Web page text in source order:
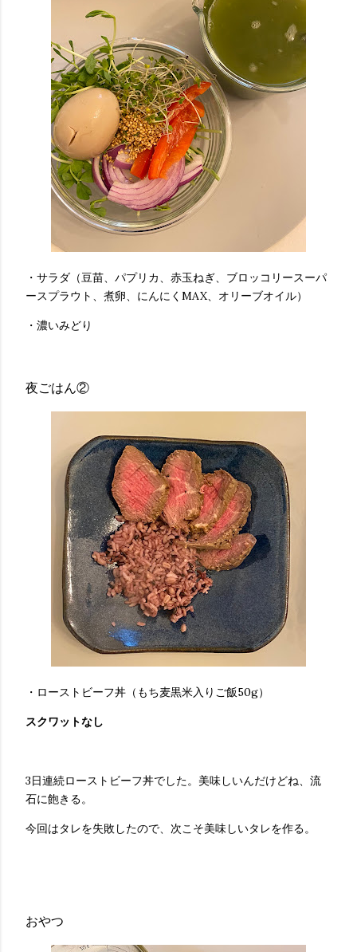
・サラダ（豆苗、パプリカ、赤玉ねぎ、ブロッコリースーパ
ースプラウト、煮卵、にんにくMAX、オリーブオイル）
・濃いみどり
夜ごはん②
・ローストビーフ丼（もち麦黒米入りご飯50g）
スクワットなし
3日連続ローストビーフ丼でした。美味しいんだけどね、流
石に飽きる。
今回はタレを失敗したので、次こそ美味しいタレを作る。
おやつ